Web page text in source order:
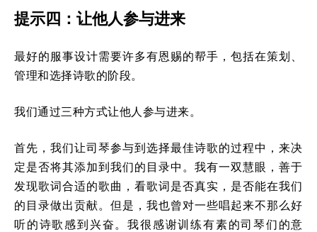
提示四：让他人参与进来
最好的服事设计需要许多有恩赐的帮手，包括在策划、
管理和选择诗歌的阶段。
我们通过三种方式让他人参与进来。
首先，我们让司琴参与到选择最佳诗歌的过程中，来决
定是否将其添加到我们的目录中。我有一双慧眼，善于
发现歌词合适的歌曲，看歌词是否真实，是否能在我们
的目录做出贡献。但是，我也曾对一些唱起来不那么好
听的诗歌感到兴奋。我很感谢训练有素的司琴们的意